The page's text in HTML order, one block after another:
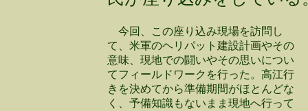
今回、この座り込み現場を訪問し
て、米軍のヘリパット建設計画やその
意味、現地での闘いやその思いについ
てフィールドワークを行った。高江行
きを決めてから準備期間がほとんどな
く、予備知識もないまま現地へ行って